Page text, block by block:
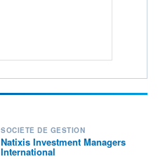
SOCIÉTÉ DE GESTION
Natixis Investment Managers
International